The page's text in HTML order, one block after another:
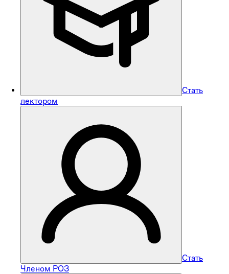
Стать
лектором
Стать
Членом РОЗ